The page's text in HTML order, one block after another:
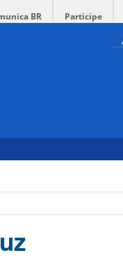
BR Participe